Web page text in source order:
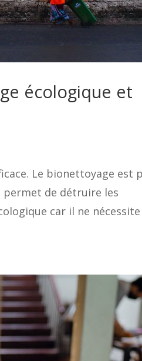
écologique et
Le bionettoyage est
permet de détruire les
car il ne nécessite